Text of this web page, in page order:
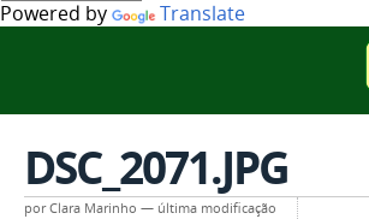
Powered by Translate
DSC_2071.JPG
porClara Marinho — última modificação